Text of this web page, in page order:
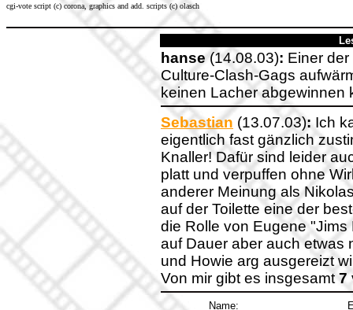
cgi-vote script (c) corona, graphics and add. scripts (c) olasch
hanse(14.08.03): Einer
Culture-Clash-Gags
keinen Lacher abgewinnen
Sebastian (13.07.03): Ich
eigentlich fast gänzlich
Knaller! Dafür sind leider
platt und verpuffen ohne
anderer Meinung als
auf der Toilette eine der
die Rolle von Eugene
auf Dauer aber auch etwas
und Howie arg ausgereizt
Von mir gibt es insgesamt 7
Name: